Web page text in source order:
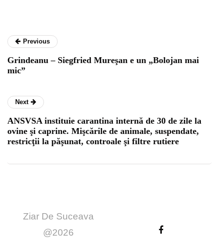
Previous
Grindeanu – Siegfried Mureşan e un „Bolojan mai
mic”
Next
ANSVSA instituie carantina internă de 30 de zile la
ovine şi caprine. Mişcările de animale, suspendate,
restricţii la păşunat, controale şi filtre rutiere
Ziar De Suceava
@2026